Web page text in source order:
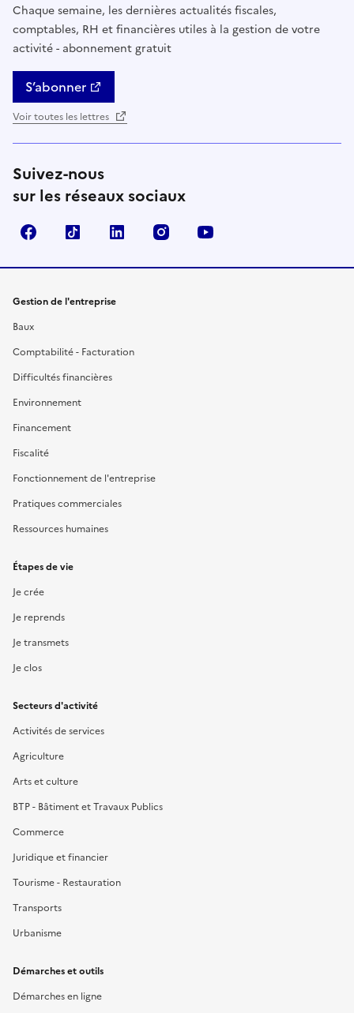
Chaque semaine, les dernières actualités fiscales,
comptables, RH et financières utiles à la gestion de votre
activité - abonnement gratuit
S’abonner
Voir toutes les lettres
Suivez-nous
sur les réseaux sociaux
FacebookTikTok Linkedin Instagram
Gestion de l'entreprise
Baux
Comptabilité - Facturation
Difficultés financières
Environnement
Financement
Fiscalité
Fonctionnement de l'entreprise
Pratiques commerciales
Ressources humaines
Étapes de vie
Je crée
Je reprends
Je transmets
Je clos
Secteurs d'activité
Activités de services
Agriculture
Arts et culture
BTP - Bâtiment et Travaux Publics
Commerce
Juridique et financier
Tourisme - Restauration
Transports
Urbanisme
Démarches et outils
Démarches en ligne